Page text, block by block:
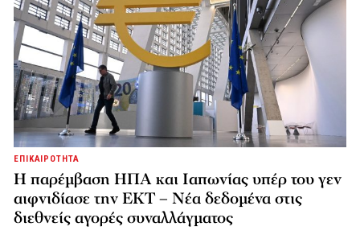
ΕΠΙΚΑΙΡΟΤΗΤΑ
Η παρέμβαση ΗΠΑ και Ιαπωνίας υπέρ του γεν
αιφνιδίασε την ΕΚΤ – Νέα δεδομένα στις
διεθνείς αγορές συναλλάγματος